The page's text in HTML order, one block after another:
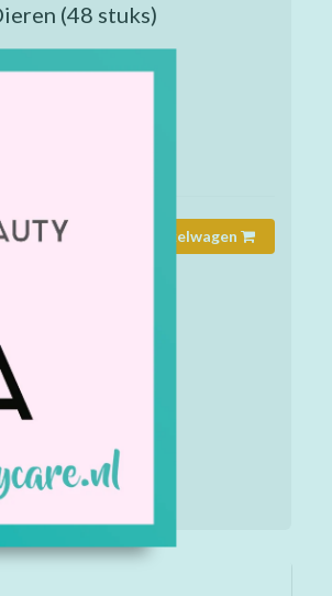
(48 stuks)
Toevoegen aan winkelwagen